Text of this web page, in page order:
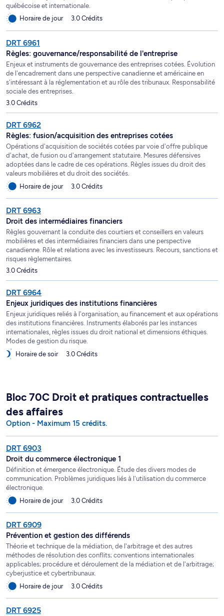
québécoise et internationale.
Horaire de jour
3.0 Crédits
DRT 6961
Règles: gouvernance/responsabilité de l'entreprise
Enjeux et instruments de gouvernance des entreprises cotées. Évolution
de l'encadrement dans une perspective canadienne et américaine en
s'intéressant à la réglementation et au rôle des tribunaux. Responsabilité
sociale des entreprises.
3.0 Crédits
DRT 6962
Règles: fusion/acquisition des entreprises cotées
Opérations d'acquisition de sociétés cotées par voie d'offre publique
d'achat, de fusion ou d'arrangement statutaire. Mesures défensives
adoptées dans le cadre de ces opérations. Règles issues du droit des
valeurs mobilières et du droit des sociétés.
Horaire de jour
3.0 Crédits
DRT 6963
Droit des intermédiaires financiers
Règles gouvernant la conduite des courtiers et conseillers en valeurs
mobilières et des intermédiaires financiers dans une perspective
canadienne. Rôle et relations avec les investisseurs. Recours, sanctions et
risques règlementaires.
3.0 Crédits
DRT 6964
Enjeux juridiques des institutions financières
Enjeux juridiques reliés à l'organisation, au financement et aux opérations
des institutions financières. Instruments élaborés par les instances
internationales, règles issues du droit national et dimensions éthiques.
Modes de gestion du risque.
Horaire de soir
3.0 Crédits
Bloc 70C Droit et pratiques contractuelles
des affaires
Option - Maximum 15 crédits.
DRT 6903
Droit du commerce électronique 1
Définition et émergence électronique. Étude des divers modes de
communication. Problèmes juridiques liés à l'utilisation du commerce
électronique.
Horaire de jour
3.0 Crédits
DRT 6909
Prévention et gestion des différends
Théorie et technique de la médiation, de l'arbitrage et des autres
méthodes de résolution des conflits; conventions internationales
applicables; procédure et déroulement de la médiation et de l'arbitrage;
cyberjustice et cybertribunaux.
Horaire de jour
3.0 Crédits
DRT 6925